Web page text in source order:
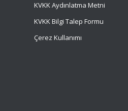
KVKK Aydınlatma Metni
KVKK Bilgi Talep Formu
Çerez Kullanımı